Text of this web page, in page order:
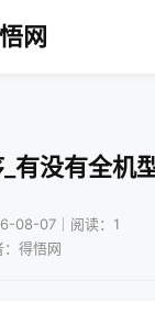
网
有没有全机
08-07｜阅读：1
：得悟网